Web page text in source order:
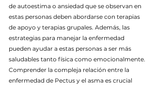
de autoestima o ansiedad que se observan en
estas personas deben abordarse con terapias
de apoyo y terapias grupales. Además, las
estrategias para manejar la enfermedad
pueden ayudar a estas personas a ser más
saludables tanto física como emocionalmente.
Comprender la compleja relación entre la
enfermedad de Pectus y el asma es crucial